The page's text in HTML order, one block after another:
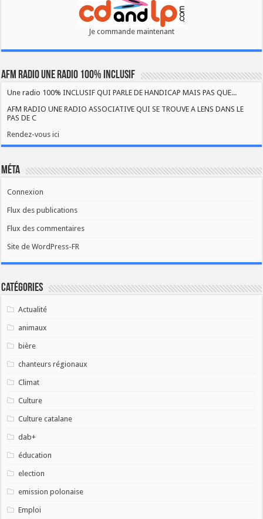
Je commande maintenant
AFM RADIO UNE RADIO 100% INCLUSIF
Une radio 100% INCLUSIF QUI PARLE DE HANDICAP MAIS PAS QUE...
AFM RADIO UNE RADIO ASSOCIATIVE QUI SE TROUVE A LENS DANS LE
PAS DE C
Rendez-vous ici
Méta
Connexion
Flux des publications
Flux des commentaires
Site de WordPress-FR
Catégories
Actualité
animaux
bière
chanteurs régionaux
Climat
Culture
Culture catalane
dab+
éducation
election
emission polonaise
Emploi